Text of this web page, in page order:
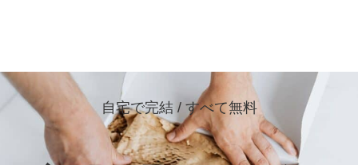
自宅で完結 / すべて無料